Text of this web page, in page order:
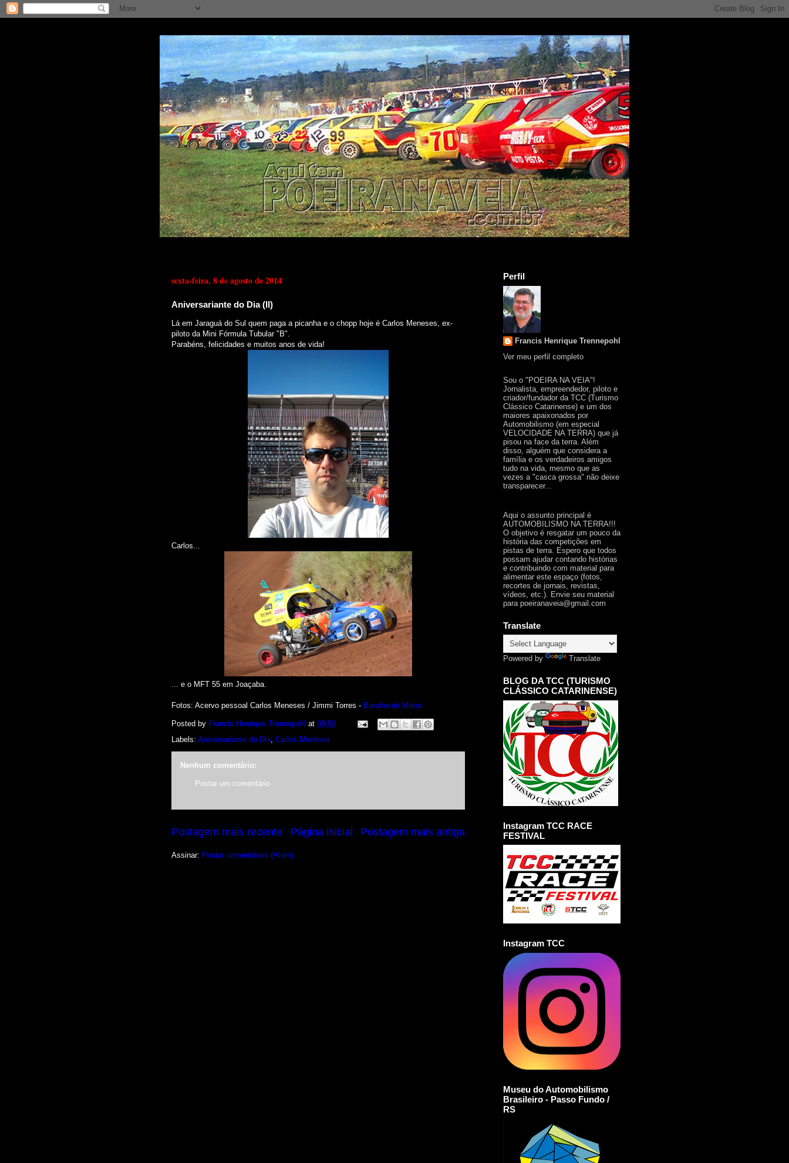
sexta-feira, 8 de agosto de 2014
Aniversariante do Dia (II)
Lá em Jaraguá do Sul quem paga a picanha e o chopp hoje é Carlos Meneses, ex-
piloto da Mini Fórmula Tubular "B".
Parabéns, felicidades e muitos anos de vida!
Carlos...
... e o MFT 55 em Joaçaba.
Fotos: Acervo pessoal Carlos Meneses / Jimmi Torres - Barulho de Motor
Posted by Francis Henrique Trennepohl at 09:50
Labels: Aniversariante do Dia, Carlos Meneses
Nenhum comentário:
Postar um comentário
Postagem mais recente Postagem mais antiga
Página inicial
Assinar: Postar comentários (Atom)
Perfil
Francis Henrique Trennepohl
Ver meu perfil completo
Sou o "POEIRA NA VEIA"!
Jornalista, empreendedor, piloto e
criador/fundador da TCC (Turismo
Clássico Catarinense) e um dos
maiores apaixonados por
Automobilismo (em especial
VELOCIDADE NA TERRA) que já
pisou na face da terra. Além
disso, alguém que considera a
família e os verdadeiros amigos
tudo na vida, mesmo que as
vezes a "casca grossa" não deixe
transparecer...
Aqui o assunto principal é
AUTOMOBILISMO NA TERRA!!!
O objetivo é resgatar um pouco da
história das competições em
pistas de terra. Espero que todos
possam ajudar contando histórias
e contribuindo com material para
alimentar este espaço (fotos,
recortes de jornais, revistas,
vídeos, etc.). Envie seu material
para poeiranaveia@gmail.com
Translate
Powered by Translate
BLOG DA TCC (TURISMO
CLÁSSICO CATARINENSE)
Instagram TCC RACE
FESTIVAL
Instagram TCC
Museu do Automobilismo
Brasileiro - Passo Fundo /
RS